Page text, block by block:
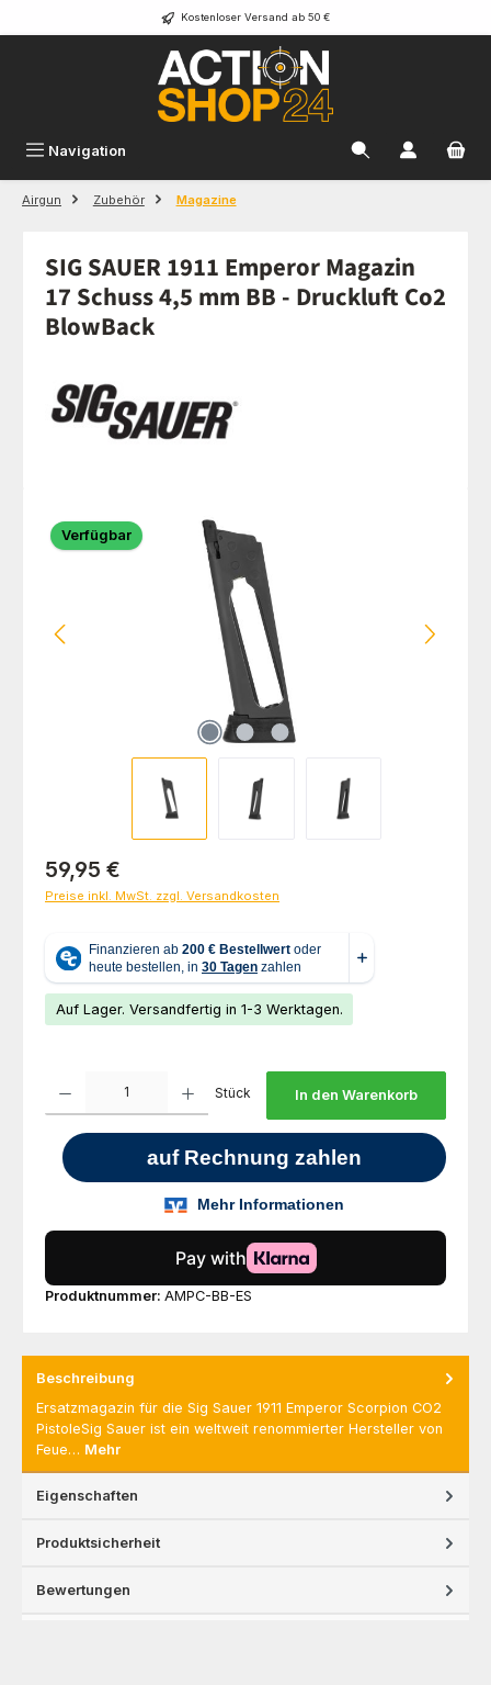
Zum Hauptinhalt springen Kostenloser Versand ab 50 €
Navigation
Airgun Zubehör Magazine
SIG SAUER 1911 Emperor Magazin
17 Schuss 4,5 mm BB - Druckluft Co2
BlowBack
Bildergalerie überspringen
Verfügbar
Regulärer Preis:
59,95 €
Preise inkl. MwSt. zzgl. Versandkosten
Auf Lager. Versandfertig in 1-3 Werktagen.
Stück In den Warenkorb
Produktnummer: AMPC-BB-ES
Beschreibung
Ersatzmagazin für die Sig Sauer 1911 Emperor Scorpion CO2
PistoleSig Sauer ist ein weltweit renommierter Hersteller von
Feue… Mehr
Eigenschaften
Produktsicherheit
Bewertungen